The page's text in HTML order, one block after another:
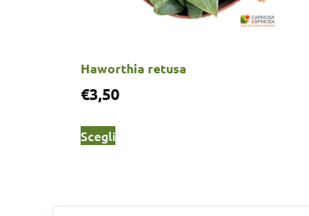
Haworthia retusa
€3,50
Scegli